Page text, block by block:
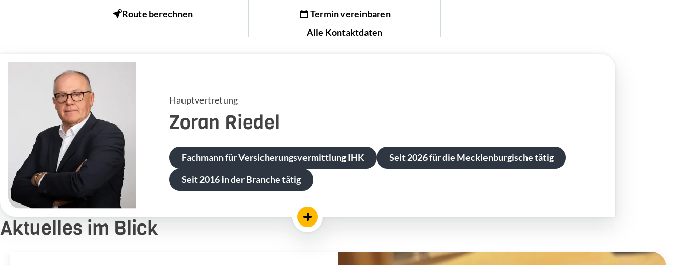
Route berechnen
Termin vereinbaren
Alle Kontaktdaten
Hauptvertretung
Zoran Riedel
Fachmann für Versicherungsvermittlung IHK
Seit 2026 für die Mecklenburgische tätig
Seit 2016 in der Branche tätig
Aktuelles im Blick